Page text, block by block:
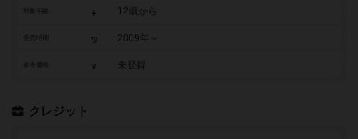
12歳から
2009年～
参考価格 未登録
クレジット